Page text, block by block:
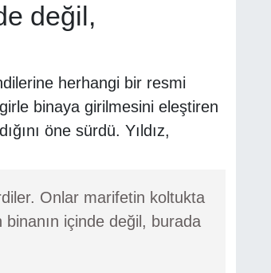
değil,
herhangi bir resmi
binaya girilmesini eleştiren
öne sürdü. Yıldız,
Onlar marifetin koltukta
içinde değil, burada